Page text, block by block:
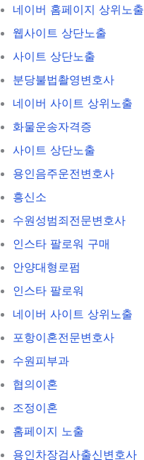
네이버 홈페이지 상위노출
웹사이트 상단노출
사이트 상단노출
분당불법촬영변호사
네이버 사이트 상위노출
화물운송자격증
사이트 상단노출
용인음주운전변호사
흥신소
수원성범죄전문변호사
인스타 팔로워 구매
안양대형로펌
인스타 팔로워
네이버 사이트 상위노출
포항이혼전문변호사
수원피부과
협의이혼
조정이혼
홈페이지 노출
용인차장검사출신변호사